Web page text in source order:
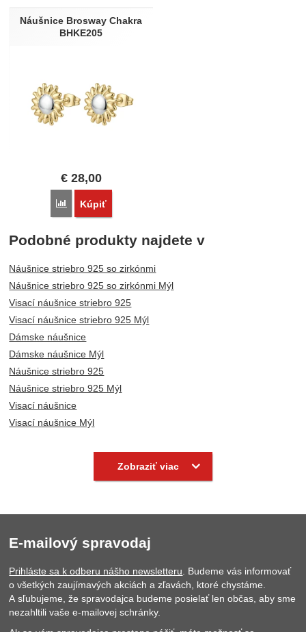
Náušnice Brosway Chakra
BHKE205
€ 28,00
Porovnať
Kúpiť
Podobné produkty najdete v
Náušnice striebro 925 so zirkónmi
Náušnice striebro 925 so zirkónmi Mýl
Visací náušnice striebro 925
Visací náušnice striebro 925 Mýl
Dámske náušnice
Dámske náušnice Mýl
Náušnice striebro 925
Náušnice striebro 925 Mýl
Visací náušnice
Visací náušnice Mýl
Zobraziť viac
E-mailový spravodaj
Prihláste sa k odberu nášho newsletteru . Budeme vás informovať
o všetkých zaujímavých akciách a zľavách, ktoré chystáme.
A sľubujeme, že spravodajca budeme posielať len občas, aby sme
nezahltili vaše e-mailovej schránky.